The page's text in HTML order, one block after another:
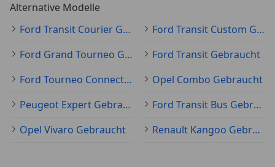
Fensterheber elektrisch vorn
Gurtstraffer
Klimaanlage
Licht
Scheinwerfer-Assistent mit Tag-/Nachtsensor
Alternative Modelle
Ford Transit Courier Gebraucht
Ford Transit Custom Gebraucht
Ford Grand Tourneo Gebraucht
Ford Transit Gebraucht
Ford Tourneo Connect Gebraucht
Opel Combo Gebraucht
Peugeot Expert Gebraucht
Ford Transit Bus Gebraucht
Opel Vivaro Gebraucht
Renault Kangoo Gebraucht